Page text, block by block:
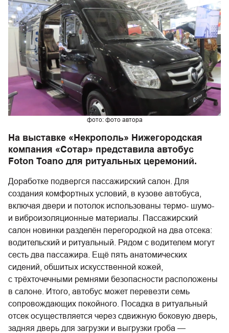
фото: фото автора
На выставке «Некрополь» Нижегородская
компания «Сотар» представила автобус
Foton Toano для ритуальных церемоний.
Доработке подвергся пассажирский салон. Для
создания комфортных условий, в кузове автобуса,
включая двери и потолок использованы термо- шумо-
и виброизоляционные материалы. Пассажирский
салон новинки разделён перегородкой на два отсека:
водительский и ритуальный. Рядом с водителем могут
сесть два пассажира. Ещё пять анатомических
сидений, обшитых искусственной кожей,
с трёхточечными ремнями безопасности расположены
в салоне. Итого, автобус может перевезти семь
сопровождающих покойного. Посадка в ритуальный
отсек осуществляется через сдвижную боковую дверь,
задняя дверь для загрузки и выгрузки гроба —